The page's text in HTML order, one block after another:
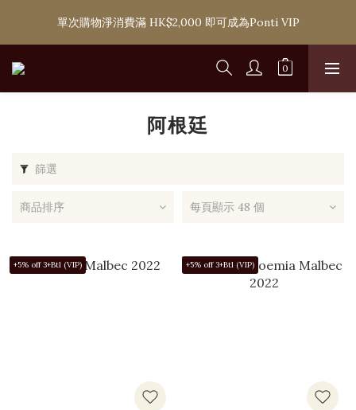
購滿 HK$1,800 即可享香港本地免費送貨服務，或選擇於6間分店
免費自取
單次購物淨消費滿 HK$2,000 即可成為Ponti VIP
購滿 HK$1,800 即可享香港本地免費送貨服務，或選擇於6間分店
阿根廷
篩選
商品排序 每頁顯示 48 個
+5% off 3+Btl (VIP) +5% off 3+Btl (VIP)